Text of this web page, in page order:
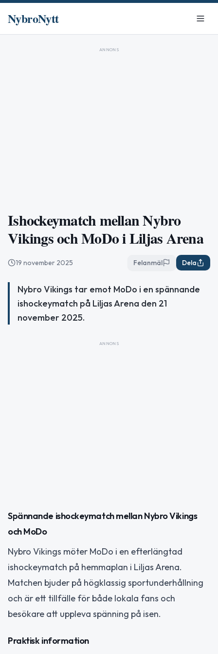
NybroNytt
ANNONS
Ishockeymatch mellan Nybro
Vikings och MoDo i Liljas Arena
19 november 2025 Felanmäl Dela
Nybro Vikings tar emot MoDo i en spännande
ishockeymatch på Liljas Arena den 21
november 2025.
ANNONS
Spännande ishockeymatch mellan Nybro Vikings
och MoDo
Nybro Vikings möter MoDo i en efterlängtad
ishockeymatch på hemmaplan i Liljas Arena.
Matchen bjuder på högklassig sportunderhållning
och är ett tillfälle för både lokala fans och
besökare att uppleva spänning på isen.
Praktisk information